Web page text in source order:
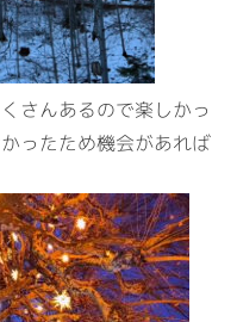
さんあるので楽しかっ
ったため機会があれば